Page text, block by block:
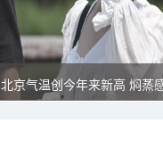
北京气温创今年来新高 焖蒸